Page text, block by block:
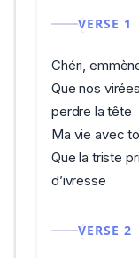
VERSE 1
Chéri,
Que nos
perdre la tête
Ma vie avec
Que la triste
d’ivresse
VERSE 2